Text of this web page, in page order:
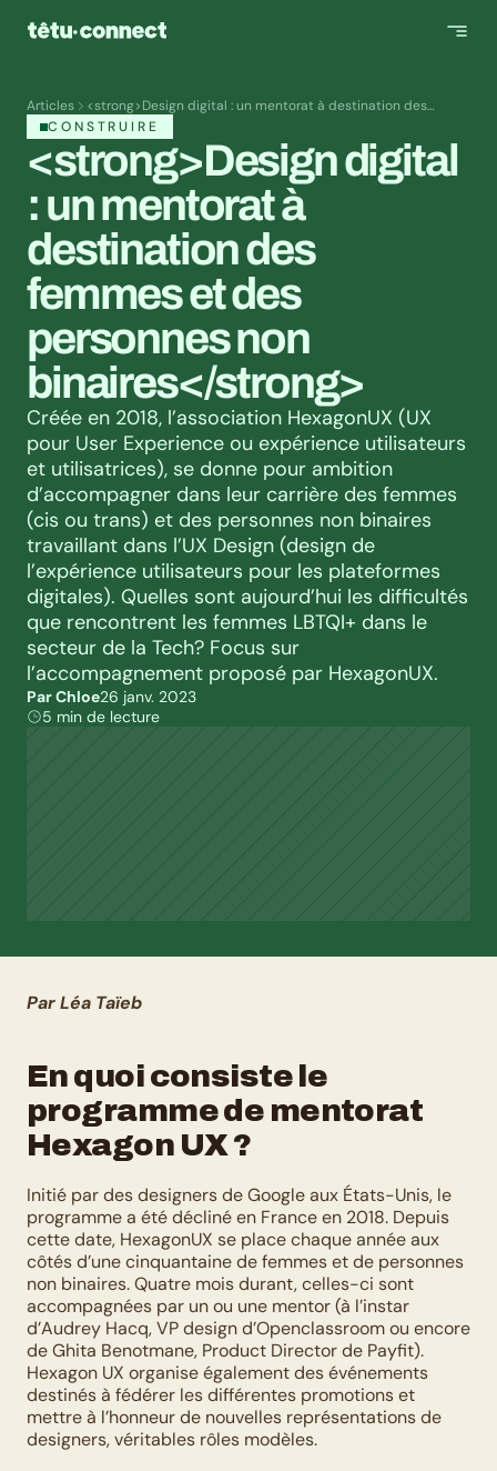
Articles
<strong>Design digital : un mentorat à destination des
femmes et des personnes non binaires</strong>
CONSTRUIRE
<strong>Design digital
: un mentorat à
destination des
femmes et des
personnes non
binaires</strong>
Créée en 2018, l’association HexagonUX (UX
pour User Experience ou expérience utilisateurs
et utilisatrices), se donne pour ambition
d’accompagner dans leur carrière des femmes
(cis ou trans) et des personnes non binaires
travaillant dans l’UX Design (design de
l’expérience utilisateurs pour les plateformes
digitales). Quelles sont aujourd’hui les difficultés
que rencontrent les femmes LBTQI+ dans le
secteur de la Tech? Focus sur
l’accompagnement proposé par HexagonUX.
Par Chloe26 janv. 2023
5 min de lecture
Par Léa Taïeb
En quoi consiste le
programme de mentorat
Hexagon UX ?
Initié par des designers de Google aux États-Unis, le
programme a été décliné en France en 2018. Depuis
cette date, HexagonUX se place chaque année aux
côtés d’une cinquantaine de femmes et de personnes
non binaires. Quatre mois durant, celles-ci sont
accompagnées par un ou une mentor (à l’instar
d’Audrey Hacq, VP design d’Openclassroom ou encore
de Ghita Benotmane, Product Director de Payfit).
Hexagon UX organise également des événements
destinés à fédérer les différentes promotions et
mettre à l’honneur de nouvelles représentations de
designers, véritables rôles modèles.